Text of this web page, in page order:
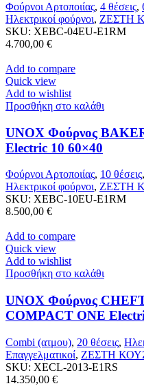
Φούρνοι Αρτοποιίας, 4 θέσεις,
Ηλεκτρικοί φούρνοι, ΖΕΣΤΗ
SKU: XEBC-04EU-E1RM
4.700,00 €
Add to compare
Quick view
Add to wishlist
Προσθήκη στο καλάθι
UNOX Φούρνος
Electric 10 60×40
Φούρνοι Αρτοποιίας, 10 θέσεις,
Ηλεκτρικοί φούρνοι, ΖΕΣΤΗ
SKU: XEBC-10EU-E1RM
8.500,00 €
Add to compare
Quick view
Add to wishlist
Προσθήκη στο καλάθι
UNOX Φούρνος
COMPACT ONE
Combi (ατμου), 20 θέσεις,
Επαγγελματικοί, ΖΕΣΤΗ
SKU: XECL-2013-E1RS
14.350,00 €